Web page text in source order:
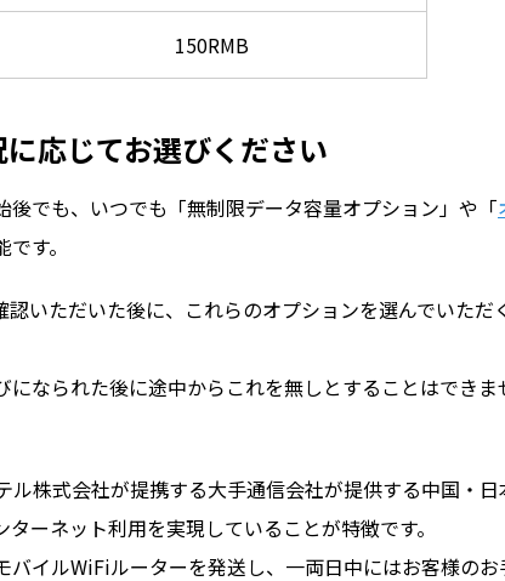
150RMB
応じてお選びください
でも、いつでも「無制限データ容量オプション」や「
す。
いただいた後に、これらのオプションを選んでいただ
なられた後に途中からこれを無しとすることはできま
ル株式会社が提携する大手通信会社が提供する中国・日
ーネット利用を実現していることが特徴です。
イルWiFiルーターを発送し、一両日中にはお客様のお